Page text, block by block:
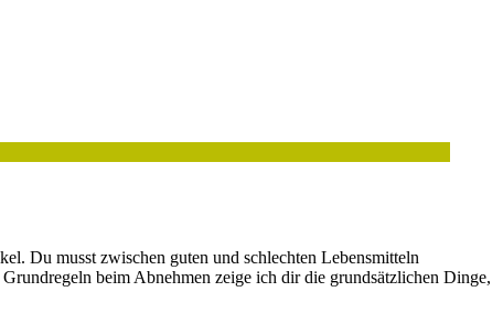
Du musst zwischen guten und schlechten Lebensmitteln
beim Abnehmen zeige ich dir die grundsätzlichen Dinge,